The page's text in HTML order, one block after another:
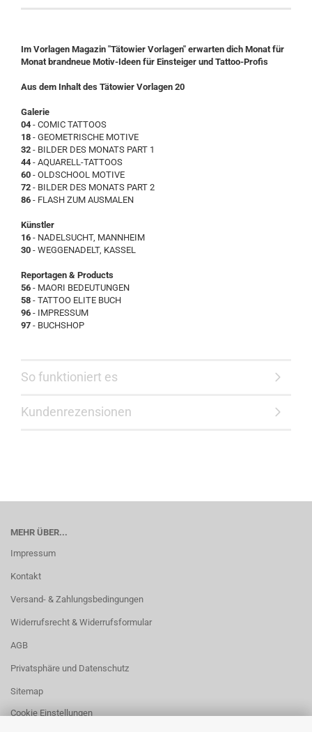
Im Vorlagen Magazin "Tätowier Vorlagen" erwarten dich Monat für
Monat brandneue Motiv-Ideen für Einsteiger und Tattoo-Profis
Aus dem Inhalt des Tätowier Vorlagen 20
Galerie
04 - COMIC TATTOOS
18 - GEOMETRISCHE MOTIVE
32 - BILDER DES MONATS PART 1
44 - AQUARELL-TATTOOS
60 - OLDSCHOOL MOTIVE
72 - BILDER DES MONATS PART 2
86 - FLASH ZUM AUSMALEN
Künstler
16 - NADELSUCHT, MANNHEIM
30 - WEGGENADELT, KASSEL
Reportagen & Products
56 - MAORI BEDEUTUNGEN
58 - TATTOO ELITE BUCH
96 - IMPRESSUM
97 - BUCHSHOP
So funktioniert es
Kundenrezensionen
MEHR ÜBER...
Impressum
Kontakt
Versand- & Zahlungsbedingungen
Widerrufsrecht & Widerrufsformular
AGB
Privatsphäre und Datenschutz
Sitemap
Cookie Einstellungen